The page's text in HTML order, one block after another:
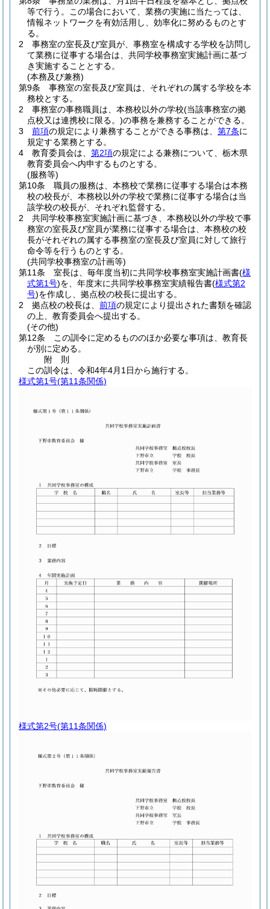
等で行う。
この場合において、業務の実施に当たっては、
情報ネットワークを有効活用し、効率化に努めるものとす
る。
2
事務室の室長及び室員が、事務室を構成する学校を訪問し
て業務に従事する場合は、共同学校事務室実施計画に基づ
き実施することとする。
(本務及び兼務)
第9条
事務室の室長及び室員は、それぞれの属する学校を本
務校とする。
2
事務室の事務職員は、本務校以外の学校(当該事務室の拠
点校又は連携校に限る。)の事務を兼務することができる。
3
前項の規定により兼務することができる事務は、 第7条に
規定する業務とする。
4
教育委員会は、 第2項の規定による兼務について、栃木県
教育委員会へ内申するものとする。
(服務等)
第10条
職員の服務は、本務校で業務に従事する場合は本務
校の校長が、本務校以外の学校で業務に従事する場合は当
該学校の校長が、それぞれ監督する。
2
共同学校事務室実施計画に基づき、本務校以外の学校で事
務室の室長及び室員が業務に従事する場合は、本務校の校
長がそれぞれの属する事務室の室長及び室員に対して旅行
命令等を行うものとする。
(共同学校事務室の計画等)
第11条
室長は、毎年度当初に共同学校事務室実施計画書(様
式第1号)を、年度末に共同学校事務室実績報告書(様式第2
号)を作成し、拠点校の校長に提出する。
2
拠点校の校長は、 前項の規定により提出された書類を確認
の上、教育委員会へ提出する。
(その他)
第12条
この訓令に定めるもののほか必要な事項は、教育長
が別に定める。
附 則
この訓令は、令和4年4月1日から施行する。
様式第1号(第11条関係)
様式第2号(第11条関係)